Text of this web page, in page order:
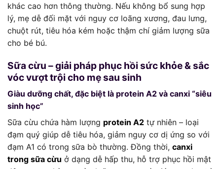
khác cao hơn thông thường. Nếu không bổ sung hợp
lý, mẹ dễ đối mặt với nguy cơ loãng xương, đau lưng,
chuột rút, tiêu hóa kém hoặc thậm chí giảm lượng sữa
cho bé bú.
Sữa cừu – giải pháp phục hồi sức khỏe & sắc
vóc vượt trội cho mẹ sau sinh
Giàu dưỡng chất, đặc biệt là protein A2 và canxi “siêu
sinh học”
Sữa cừu chứa hàm lượng protein A2 tự nhiên – loại
đạm quý giúp dễ tiêu hóa, giảm nguy cơ dị ứng so với
đạm A1 có trong sữa bò thường. Đồng thời, canxi
trong sữa cừu ở dạng dễ hấp thu, hỗ trợ phục hồi mật